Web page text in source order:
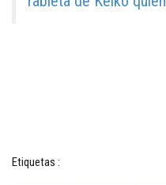
Etiquetas :